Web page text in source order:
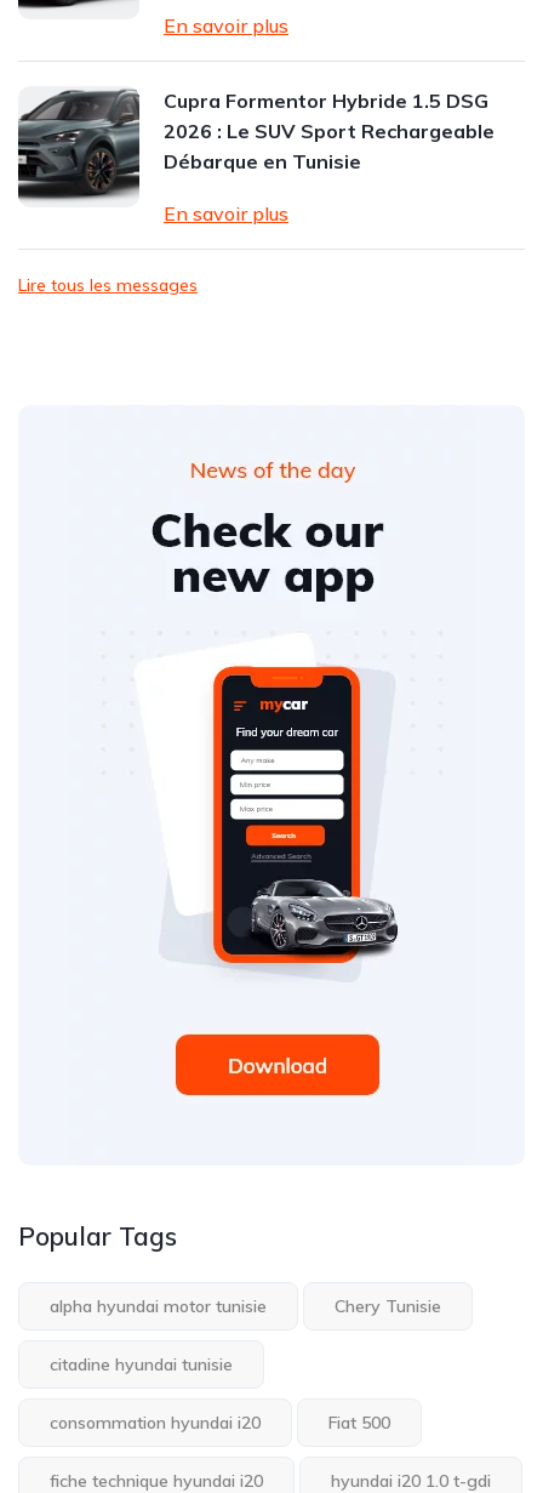
En savoir plus
Cupra Formentor Hybride 1.5 DSG
2026 : Le SUV Sport Rechargeable
Débarque en Tunisie
En savoir plus
Lire tous les messages
Popular Tags
alpha hyundai motor tunisie Chery Tunisie
citadine hyundai tunisie
consommation hyundai i20 Fiat 500
fiche technique hyundai i20 hyundai i20 1.0 t-gdi